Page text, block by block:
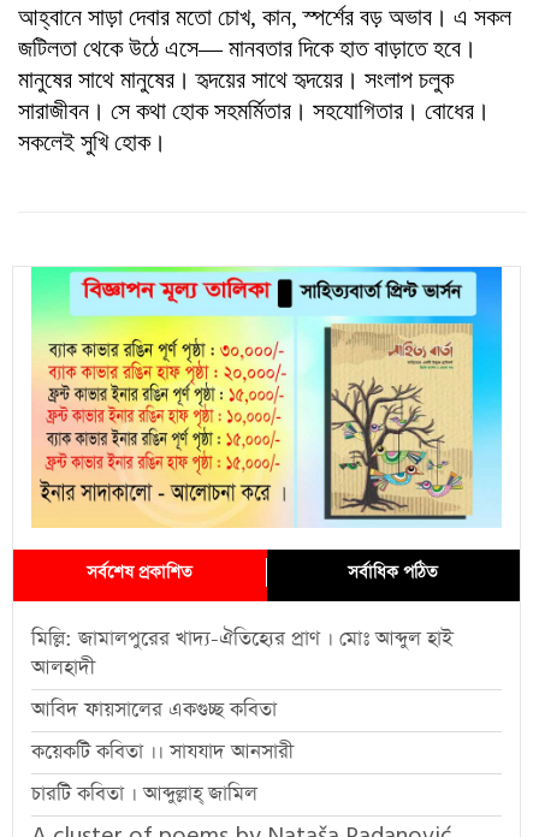
আহ্বানে সাড়া দেবার মতো চোখ, কান, স্পর্শের বড় অভাব। এ সকল
জটিলতা থেকে উঠে এসে— মানবতার দিকে হাত বাড়াতে হবে।
মানুষের সাথে মানুষের। হৃদয়ের সাথে হৃদয়ের। সংলাপ চলুক
সারাজীবন। সে কথা হোক সহমর্মিতার। সহযোগিতার। বোধের।
সকলেই সুখি হোক।
সর্বশেষ প্রকাশিত সর্বাধিক পঠিত
মিল্লি: জামালপুরের খাদ্য-ঐতিহ্যের প্রাণ । মোঃ আব্দুল হাই
আলহাদী
আবিদ ফায়সালের একগুচ্ছ কবিতা
কয়েকটি কবিতা ।। সাযযাদ আনসারী
চারটি কবিতা । আব্দুল্লাহ্ জামিল